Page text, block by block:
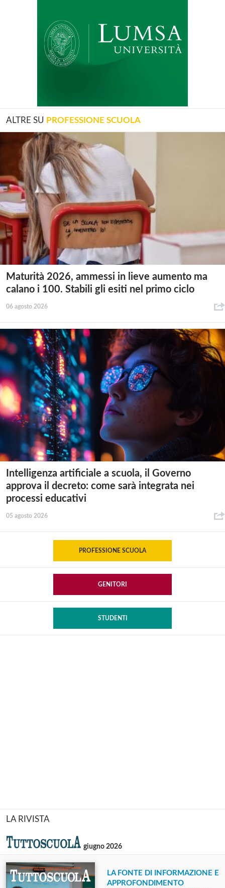
ALTRE SU PROFESSIONE SCUOLA
Maturità 2026, ammessi in lieve aumento ma
calano i 100. Stabili gli esiti nel primo ciclo
06 agosto 2026
Intelligenza artificiale a scuola, il Governo
approva il decreto: come sarà integrata nei
processi educativi
05 agosto 2026
PROFESSIONE SCUOLA
GENITORI
STUDENTI
LA RIVISTA
giugno 2026
LA FONTE DI INFORMAZIONE E
APPROFONDIMENTO